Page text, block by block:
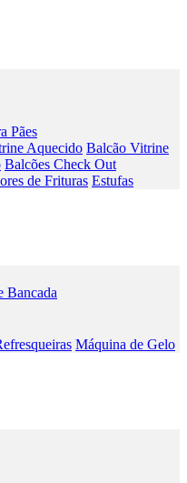
Pães
Aquecido Balcão Vitrine
Balcões Check Out
de Frituras Estufas
Bancada
Máquina de Gelo